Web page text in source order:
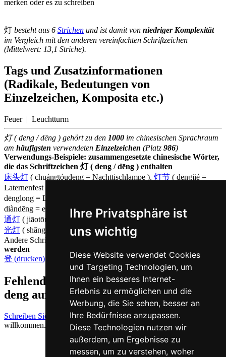
Ihre Privatsphäre ist
uns wichtig
Diese Website verwendet Cookies
und Targeting Technologien, um
Ihnen ein besseres Internet-
Erlebnis zu ermöglichen und die
Werbung, die Sie sehen, besser an
Ihre Bedürfnisse anzupassen.
Diese Technologien nutzen wir
außerdem, um Ergebnisse zu
messen, um zu verstehen, woher
灯 besteht aus 6 Strichen und ist damit von niedriger Komplexität
im Vergleich mit den anderen vereinfachten Schriftzeichen
(Mittelwert: 13,1 Striche).
Tags und Zusatzinformationen
(Radikale, Bedeutungen von
Einzelzeichen, Komposita etc.)
Feuer | Leuchtturm
灯 ( deng / dēng ) gehört zu den 1000 im chinesischen Sprachraum
am häufigsten verwendeten Einzelzeichen (Platz 986)
Verwendungs-Beispiele: zusammengesetzte chinesische Wörter,
die das Schriftzeichen 灯 ( deng / dēng ) enthalten
床头灯 ( chuángtóudēng = Nachttischlampe ), 灯节 ( dēngjié =
Laternenfest ),
dēnglong = Laterne ),
diàndēng = elektrisches Licht ), 红绿灯 ( hónglǜdēng = Ampel ),
通灯 ( jiāotōngdēng = Ampel ), 绿灯( lǜdēng = grünes Licht ),
光灯 ( shănguāngdēng = Blitzlicht )
Andere Schriftzeichen, die auf Chinesisch
werden
登 (drucken)
Fehlende oder falsche Übersetzung für
deng auf Deutsch melden
Schreiben Sie uns!
Ihr Feedback und konstruktive Kritik sind stets
willkommen.